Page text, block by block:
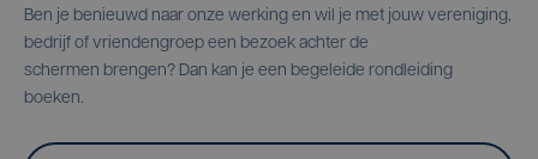
Ben je benieuwd naar onze werking en wil je met jouw vereniging,
bedrijf of vriendengroep een bezoek achter de
schermen brengen? Dan kan je een begeleide rondleiding
boeken.